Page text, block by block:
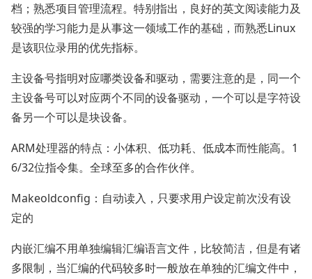
档；熟悉项目管理流程。特别指出，良好的英文阅读能力及
较强的学习能力是从事这一领域工作的基础，而熟悉Linux
是该职位录用的优先指标。
主设备号指明对应哪类设备和驱动，需要注意的是，同一个
主设备号可以对应两个不同的设备驱动，一个可以是字符设
备另一个可以是块设备。
ARM处理器的特点：小体积、低功耗、低成本而性能高。1
6/32位指令集。全球至多的合作伙伴。
Makeoldconfig：自动读入，只要求用户设定前次没有设
定的
内嵌汇编不用单独编辑汇编语言文件，比较简洁，但是有诸
多限制，当汇编的代码较多时一般放在单独的汇编文件中，